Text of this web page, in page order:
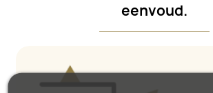
eenvoud.